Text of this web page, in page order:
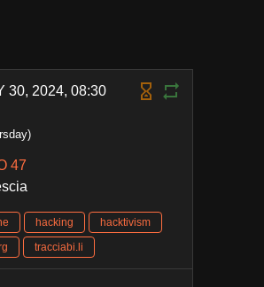
30, 2024, 08:30
47
hacking
hacktivism
tracciabi.li